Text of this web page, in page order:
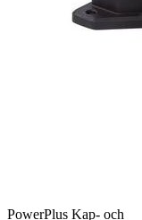
PowerPlus Kap- och